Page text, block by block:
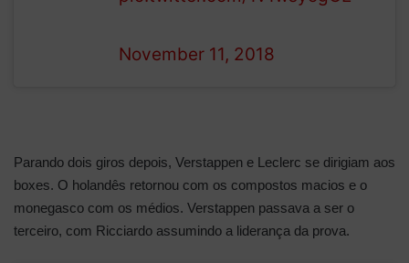
November 11, 2018
Parando dois giros depois, Verstappen e Leclerc se dirigiam aos
boxes. O holandês retornou com os compostos macios e o
monegasco com os médios. Verstappen passava a ser o
terceiro, com Ricciardo assumindo a liderança da prova.